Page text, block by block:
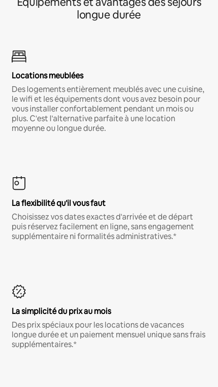
longue durée
Locations meublées
Des logements entièrement meublés avec une cuisine,
le wifi et les équipements dont vous avez besoin pour
vous installer confortablement pendant un mois ou
plus. C'est l'alternative parfaite à une location
moyenne ou longue durée.
La flexibilité qu'il vous faut
Choisissez vos dates exactes d'arrivée et de départ
puis réservez facilement en ligne, sans engagement
supplémentaire ni formalités administratives.*
La simplicité du prix au mois
Des prix spéciaux pour les locations de vacances
longue durée et un paiement mensuel unique sans frais
supplémentaires.*